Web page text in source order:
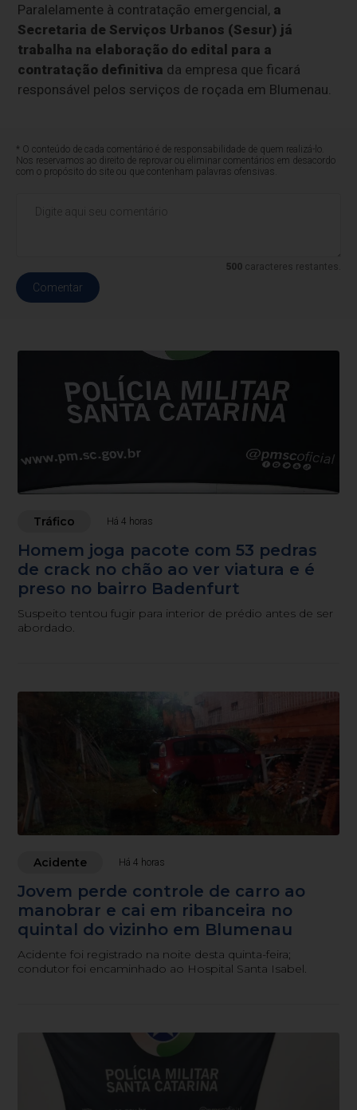
Paralelamente à contratação emergencial, a
Secretaria de Serviços Urbanos (Sesur) já
trabalha na elaboração do edital para a
contratação definitiva da empresa que ficará
responsável pelos serviços de roçada em Blumenau.
* O conteúdo de cada comentário é de responsabilidade de quem realizá-lo.
Nos reservamos ao direito de reprovar ou eliminar comentários em desacordo
com o propósito do site ou que contenham palavras ofensivas.
500caracteres restantes.
Comentar
Tráfico Há 4 horas
Homem joga pacote com 53 pedras
de crack no chão ao ver viatura e é
preso no bairro Badenfurt
Suspeito tentou fugir para interior de prédio antes de ser
abordado.
Acidente Há 4 horas
Jovem perde controle de carro ao
manobrar e cai em ribanceira no
quintal do vizinho em Blumenau
Acidente foi registrado na noite desta quinta-feira;
condutor foi encaminhado ao Hospital Santa Isabel.